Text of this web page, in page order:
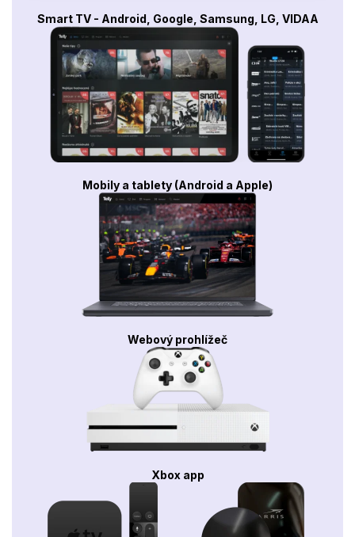
Smart TV - Android, Google, Samsung, LG, VIDAA
Mobily a tablety (Android a Apple)
Webový prohlížeč
Xbox app